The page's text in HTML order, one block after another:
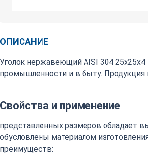
ОПИСАНИЕ
Уголок нержавеющий AISI 304
промышленности и в быту. Продукция
Свойства и применение
представленных размеров обладает
обусловлены материалом
преимуществ: